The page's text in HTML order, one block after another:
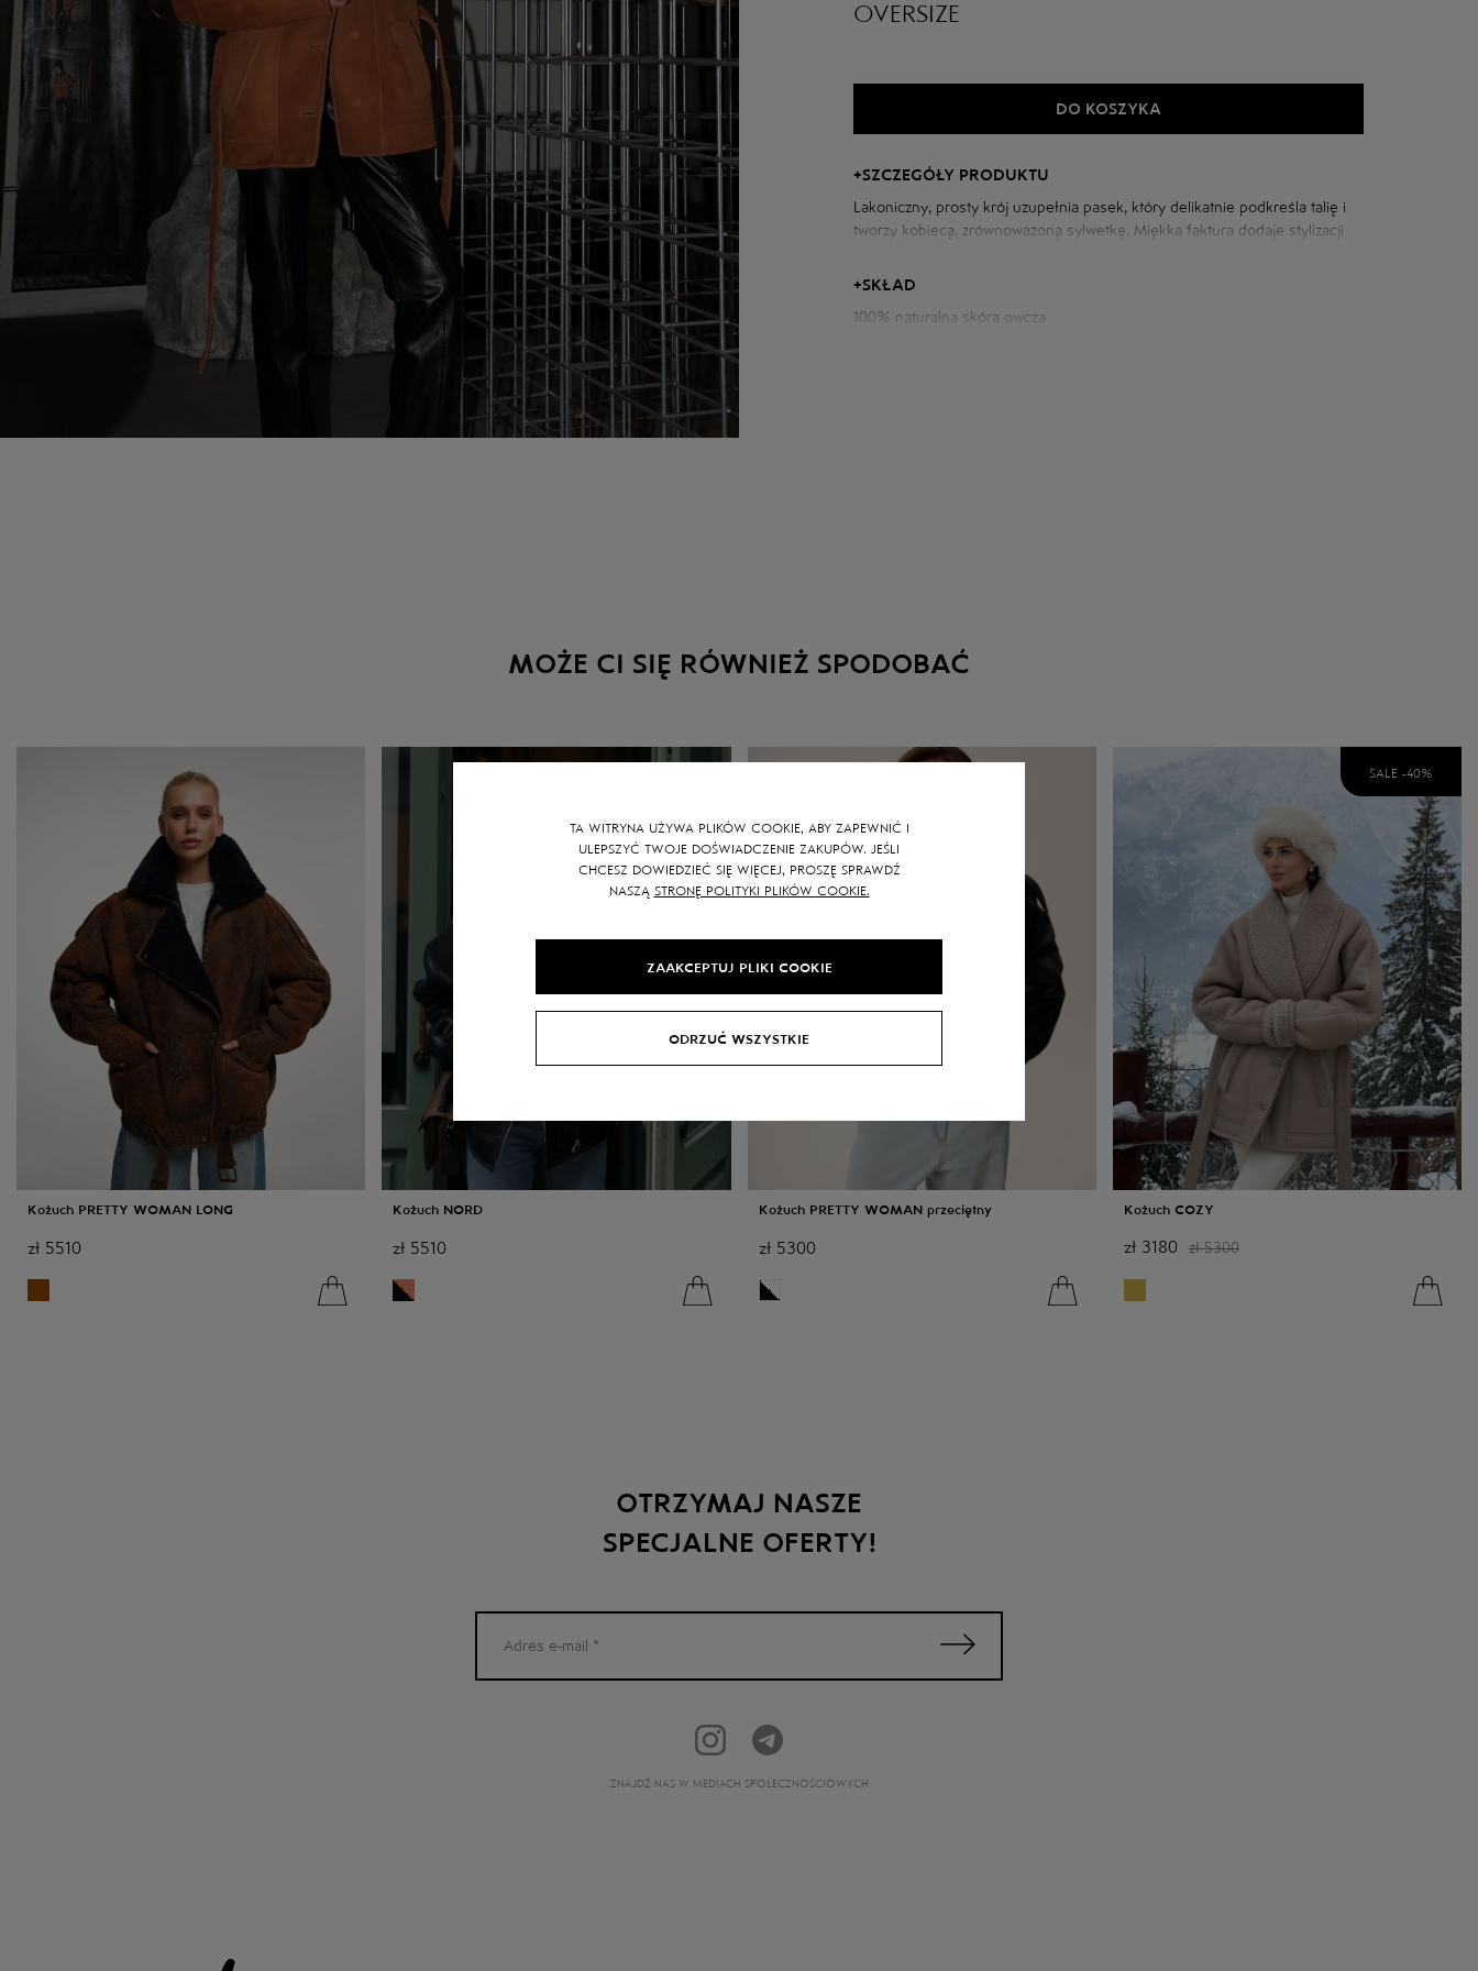
TA WITRYNA UŻYWA PLIKÓW COOKIE, ABY ZAPEWNIĆ I
ULEPSZYĆ TWOJE DOŚWIADCZENIE ZAKUPÓW. JEŚLI
CHCESZ DOWIEDZIEĆ SIĘ WIĘCEJ, PROSZĘ SPRAWDŹ
NASZĄ STRONĘ POLITYKI PLIKÓW COOKIE.
ZAAKCEPTUJ PLIKI COOKIE
ODRZUĆ WSZYSTKIE
OVERSIZE
DO KOSZYKA
+SZCZEGÓŁY PRODUKTU
Lakoniczny, prosty krój uzupełnia pasek, który delikatnie podkreśla talię i
tworzy kobiecą, zrównoważoną sylwetkę. Miękka faktura dodaje stylizacji
się w codziennej garderobie.
+SKŁAD
100% naturalna skóra owcza
MOŻE CI SIĘ RÓWNIEŻ SPODOBAĆ
Kożuch PRETTY WOMAN LONG
zł 5510
Kożuch NORD
zł 5510
Kożuch PRETTY WOMAN przeciętny
zł 5300
Kożuch COZY
zł 3180 zł 5300
SALE -40%
OTRZYMAJ NASZE
SPECJALNE OFERTY!
ZNAJDŹ NAS W MEDIACH SPOŁECZNOŚCIOWYCH